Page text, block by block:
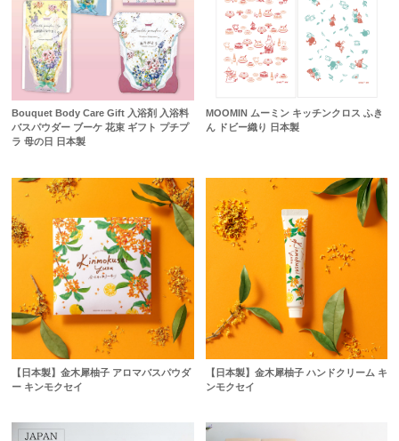
Bouquet Body Care Gift 入浴剤 入浴料
バスパウダー ブーケ 花束 ギフト プチプ
ラ 母の日 日本製
MOOMIN ムーミン キッチンクロス ふき
ん ドビー織り 日本製
【日本製】金木犀柚子 アロマバスパウダ
ー キンモクセイ
【日本製】金木犀柚子 ハンドクリーム キ
ンモクセイ